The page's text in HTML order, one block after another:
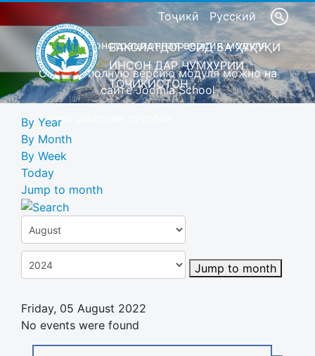
Тоҷикӣ Русский
Это демонстрационная версия модуля
Скачать полную версию модуля можно на
сайте Joomla School
Барои шахсони сустбин
ВАКОЛАТДОР ОИД БА ҲУҚУҚИ
ИНСОН ДАР ҶУМҲУРИИ
ТОҶИКИСТОН
By Year
By Month
By Week
Today
Jump to month
Jump to month
Friday, 05 August 2022
No events were found